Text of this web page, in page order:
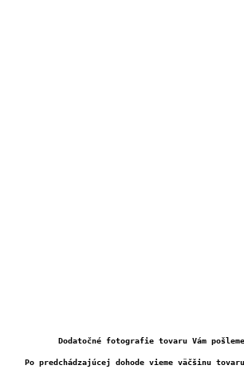
Dodatočné fotografie tovaru Vám
Po predchádzajúcej dohode vieme väčšinu